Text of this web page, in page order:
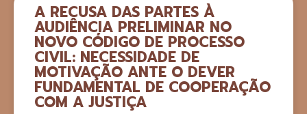
A RECUSA DAS PARTES À
AUDIÊNCIA PRELIMINAR NO
NOVO CÓDIGO DE PROCESSO
CIVIL: NECESSIDADE DE
MOTIVAÇÃO ANTE O DEVER
FUNDAMENTAL DE COOPERAÇÃO
COM A JUSTIÇA